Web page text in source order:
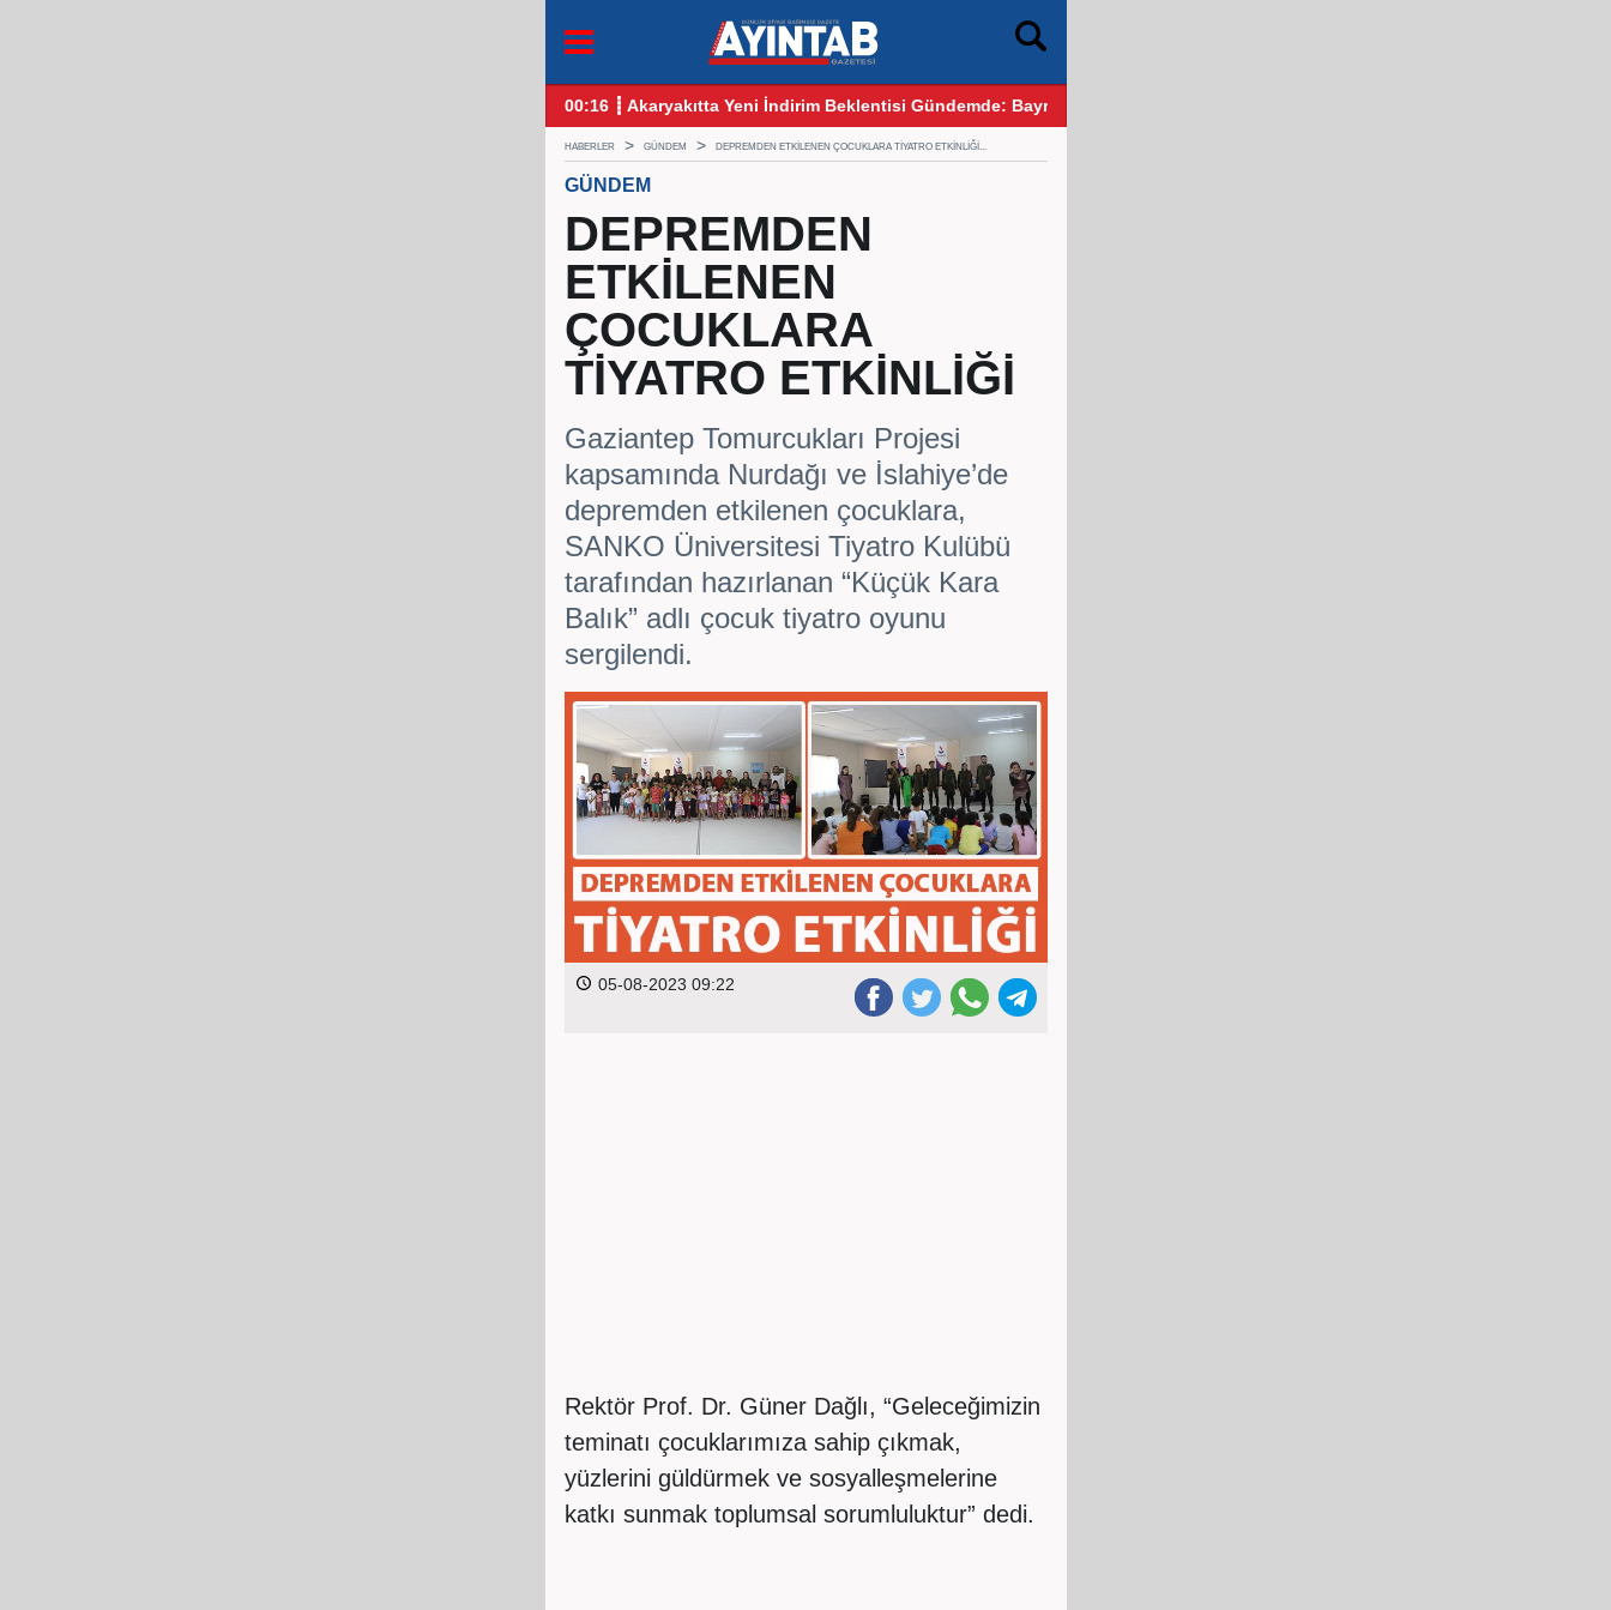
00:16 ┋ Akaryakıtta Yeni İndirim Beklentisi Gündemde: Bayram Öncesi Gözler Benzin ve Motorinde12:25 ┋ CHP Gaziantep Karıştı: Ankara’dan Gelen Kulis Bilgileri Gündem Yarattı! Vakkas Acar Gidiyor mu?
09:58 ┋ Gaziantep’te Dikkat Çeken Olay: Yüklü Para Zabıtaya Teslim
HABERLER GÜNDEM DEPREMDEN ETKİLENEN ÇOCUKLARA TİYATRO ETKİNLİĞİ...
GÜNDEM
DEPREMDEN
ETKİLENEN
ÇOCUKLARA
TİYATRO ETKİNLİĞİ
Gaziantep Tomurcukları Projesi
kapsamında Nurdağı ve İslahiye’de
depremden etkilenen çocuklara,
SANKO Üniversitesi Tiyatro Kulübü
tarafından hazırlanan “Küçük Kara
Balık” adlı çocuk tiyatro oyunu
sergilendi.
05-08-2023 09:22
Rektör Prof. Dr. Güner Dağlı, “Geleceğimizin
teminatı çocuklarımıza sahip çıkmak,
yüzlerini güldürmek ve sosyalleşmelerine
katkı sunmak toplumsal sorumluluktur” dedi.